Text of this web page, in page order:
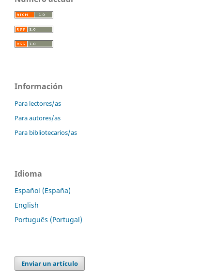
Información
Para lectores/as
Para autores/as
Para bibliotecarios/as
Idioma
Español (España)
English
Português (Portugal)
Enviar un artículo